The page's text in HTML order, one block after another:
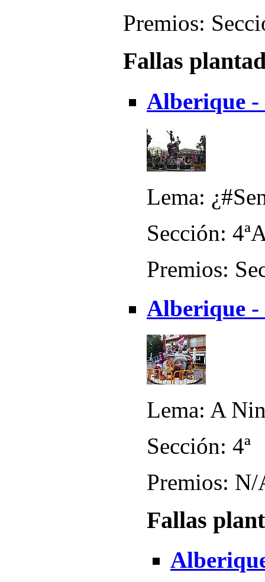
Premios:
Fallas
Alberique -
Lema:
Sección:
Premios:
Alberique -
Lema: A
Sección: 4ª
Premios: N/
Fallas